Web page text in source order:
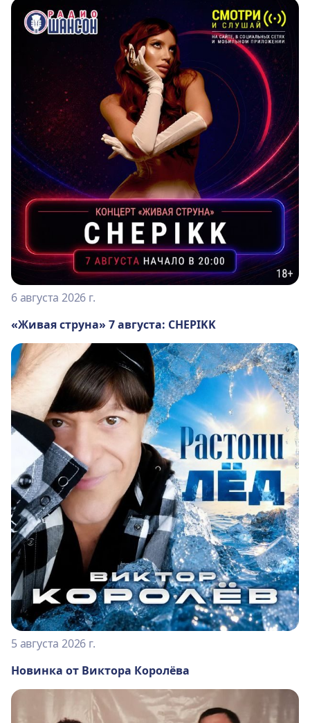
6 августа 2026 г.
«Живая струна» 7 августа: CHEPIKK
5 августа 2026 г.
Новинка от Виктора Королёва